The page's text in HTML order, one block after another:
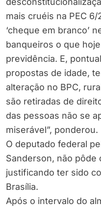
mais cruéis na PEC
‘cheque em branco’
banqueiros o que
previdência. E,
propostas de idade,
alteração no BPC,
são retiradas de
das pessoas não se
miserável”, ponderou.
O deputado federal
Sanderson, não pôde
justificando ter sido
Brasília.
Após o intervalo do